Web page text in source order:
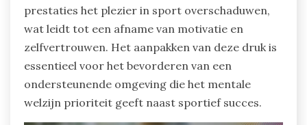
prestaties het plezier in sport overschaduwen,
wat leidt tot een afname van motivatie en
zelfvertrouwen. Het aanpakken van deze druk is
essentieel voor het bevorderen van een
ondersteunende omgeving die het mentale
welzijn prioriteit geeft naast sportief succes.